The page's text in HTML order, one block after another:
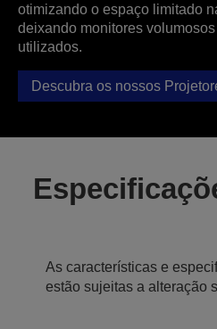
otimizando o espaço limitado
deixando monitores
utilizados.
Descubra os nossos
As características e
estão sujeitas a alteração